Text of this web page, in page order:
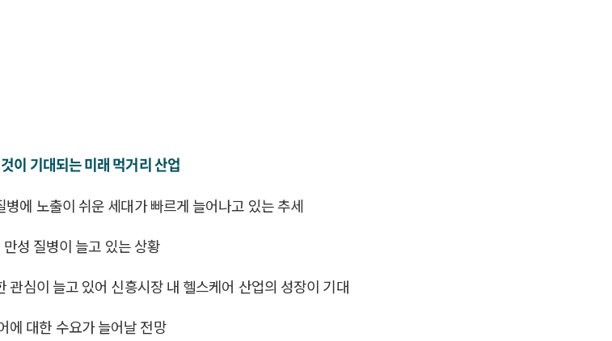
이 기대되는 미래 먹거리 산업
에 노출이 쉬운 세대가 빠르게 늘어나고 있는 추세
성 질병이 늘고 있는 상황
심이 늘고 있어 신흥시장 내 헬스케어 산업의 성장이 기대
에 대한 수요가 늘어날 전망